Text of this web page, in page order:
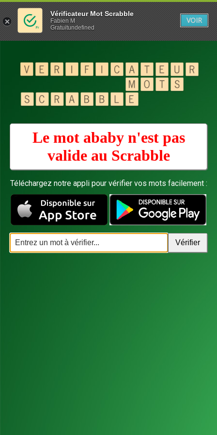
Le mot ababy n'est pas
valide au Scrabble
Téléchargez notre appli pour vérifier vos mots facilement :
Vérificateur Mot Scrabble
Fabien M
Gratuitundefined
VOIR